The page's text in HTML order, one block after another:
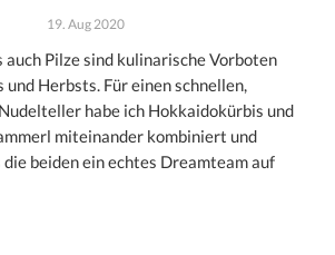
19. Aug 2020
auch Pilze sind kulinarische Vorboten
und Herbsts. Für einen schnellen,
habe ich Hokkaidokürbis und
miteinander kombiniert und
beiden ein echtes Dreamteam auf